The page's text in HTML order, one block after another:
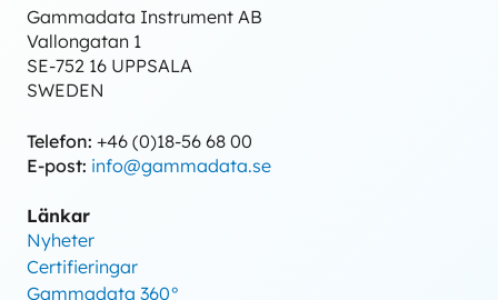
Gammadata Instrument AB
Vallongatan 1
SE-752 16 UPPSALA
SWEDEN
Telefon: +46 (0)18-56 68 00
E-post: info@gammadata.se
Länkar
Nyheter
Certifieringar
Gammadata 360°